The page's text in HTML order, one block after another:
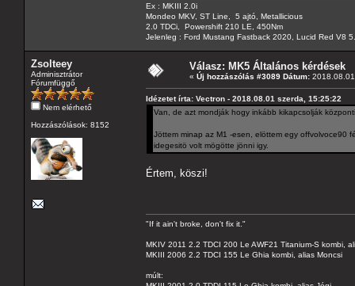
Ex : MKIII 2.0i
Mondeo MKV, ST Line, 5 ajtó, Metallicious
2.0 TDCi, Powershift 210 LE, 450Nm
Jelenleg : Ford Mustang Fastback 2020, Lucid Red V8
Zsolteey
Adminisztrátor
Fórumfüggő
Nem elérhető
Hozzászólások: 8152
Válasz: MK5 Általános kérdések
« Új hozzászólás #3089 Dátum:
Idézetet írta: Vectron - 2018.08.01 szerda, 15:25:22
Van, de azt mondják hogy inkább kikapcsolják
Jöttem minap az M1 -esen, elöttem egy offvolvoce90
idegesitö volt mögötte jönni igy.
Értem, köszi!
"If it ain't broke, don't fix it."
MKIV 2011 2.2 TDCI 200 Le AWF21 Titanium-S kombi,
MKIII 2006 2.2 TDCI 155 Le Ghia kombi, alias Moncsi
múlt: